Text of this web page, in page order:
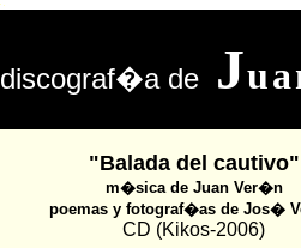
discograf�a de J
"Balada del cautivo"
m�sica de Juan Ver�n
poemas y fotograf�as de Jos�
CD (Kikos-2006)